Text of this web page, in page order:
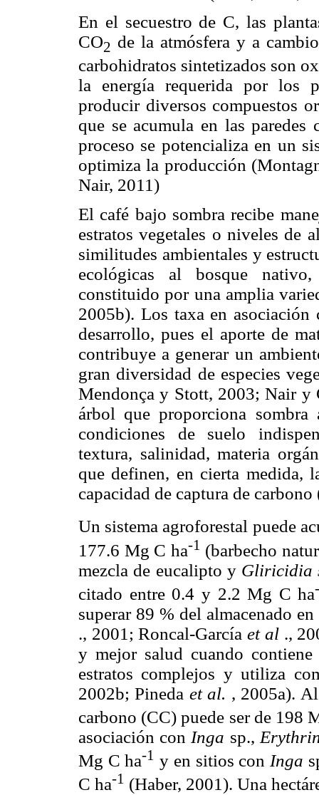
En el secuestro de C, las
CO2 de la atmósfera y a
carbohidratos sintetizados son
la energía requerida por los
producir diversos compuestos
que se acumula en las paredes
proceso se potencializa en un
optimiza la producción
Nair, 2011)
El café bajo sombra recibe
estratos vegetales o niveles de
similitudes ambientales y
ecológicas al bosque
constituido por una amplia
2005b). Los taxa en asociación
desarrollo, pues el aporte de
contribuye a generar un
gran diversidad de especies
Mendonça y Stott, 2003; Nair y
árbol que proporciona
condiciones de suelo
textura, salinidad, materia
que definen, en cierta medida,
capacidad de captura de
Un sistema agroforestal puede
177.6 Mg C ha-1 (barbecho
mezcla de eucalipto y Gliricidia
citado entre 0.4 y 2.2 Mg C ha
superar 89 % del almacenado
., 2001; Roncal-Garcíaet al.,
y mejor salud cuando contiene
estratos complejos y utiliza
2002b; Pineda et al. , 2005a).
carbono (CC) puede ser de 198
asociación con Inga sp.,
Mg C ha-1 y en sitios con Inga
C ha-1 (Haber, 2001). Una